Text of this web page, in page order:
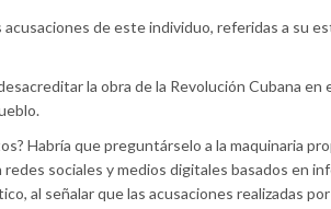
de este individuo, referidas a su
la obra de la Revolución Cubana
Habría que preguntárselo a la maquinaria
sociales y medios digitales basados en
al señalar que las acusaciones realizadas